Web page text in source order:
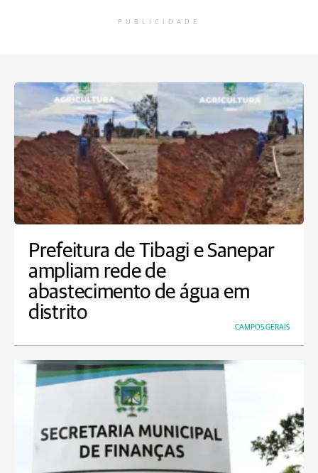
PUBLICIDADE
Prefeitura de Tibagi e Sanepar
ampliam rede de
abastecimento de água em
distrito
CAMPOS GERAIS